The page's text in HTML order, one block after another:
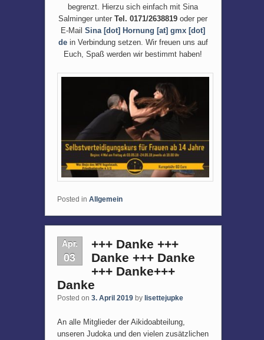
begrenzt. Hierzu sich einfach mit Sina
Salminger unterTel. 0171/2638819 oder per
E-MailSina [dot] Hornung [at] gmx [dot]
dein Verbindung setzen. Wir freuen uns auf
Euch, Spaß werden wir bestimmt haben!
Posted in Allgemein
Apr.
03
+++ Danke +++
Danke +++ Danke
+++ Danke+++
Danke
Posted on 3. April 2019 by lisettejupke
An alle Mitglieder der Aikidoabteilung,
unseren Judoka und den vielen zusätzlichen